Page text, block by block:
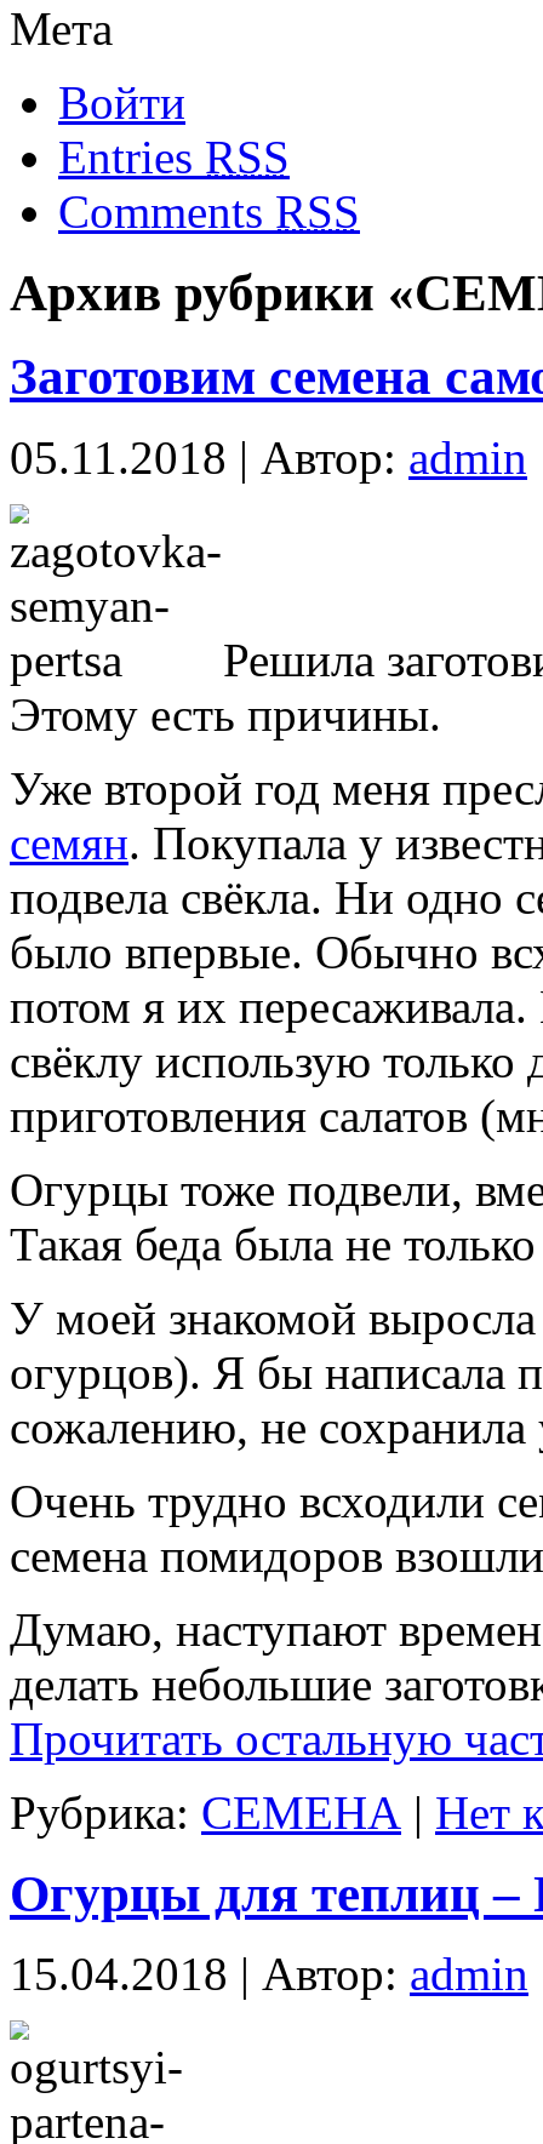
Мета
Войти
Entries RSS
Comments RSS
Архив рубрики
Заготовим семена
05.11.2018 | Автор: admin
Решила
Этому есть причины.
Уже второй год меня
семян. Покупала у
подвела свёкла. Ни одно
было впервые. Обычно
потом я их
свёклу использую
приготовления салатов
Огурцы тоже подвели,
Такая беда была не
У моей знакомой
огурцов). Я бы написала
сожалению, не сохранила
Очень трудно всходили
семена помидоров
Думаю, наступают
делать небольшие
Прочитать остальную
Рубрика: СЕМЕНА | Нет
Огурцы для теплиц –
15.04.2018 | Автор: admin